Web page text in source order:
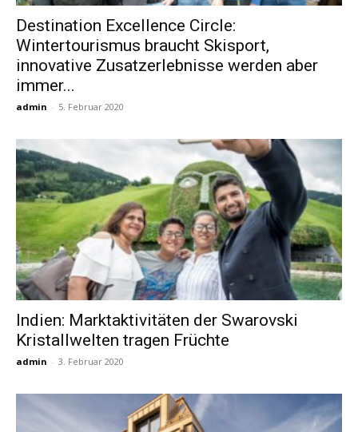
Destination Excellence Circle:
Wintertourismus braucht Skisport,
innovative Zusatzerlebnisse werden aber
immer...
admin - 5. Februar 2020
Indien: Marktaktivitäten der Swarovski
Kristallwelten tragen Früchte
admin - 3. Februar 2020